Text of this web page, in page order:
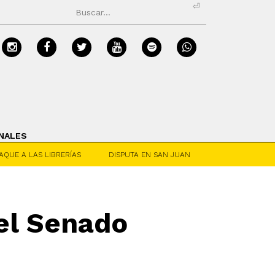
⏎
A LAS LIBRERÍAS DISPUTA EN SAN JUAN
Senado